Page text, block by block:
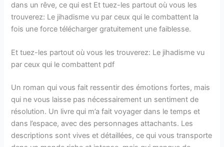
dans un rêve, ce qui est Et tuez-les partout où vous les
trouverez: Le jihadisme vu par ceux qui le combattent la
fois une force télécharger gratuitement une faiblesse.
Et tuez-les partout où vous les trouverez: Le jihadisme vu
par ceux qui le combattent pdf
Un roman qui vous fait ressentir des émotions fortes, mais
qui ne vous laisse pas nécessairement un sentiment de
résolution. Un livre qui m’a fait voyager dans le temps et
dans l’espace, avec des personnages attachants. Les
descriptions sont vives et détaillées, ce qui vous transporte